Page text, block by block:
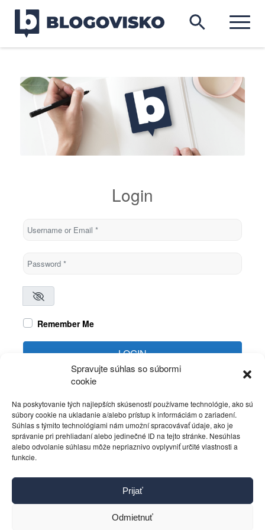
Spravujte súhlas so súbormi
cookie
Na poskytovanie tých najlepších skúseností používame technológie, ako sú
súbory cookie na ukladanie a/alebo prístup k informáciám o zariadení.
Súhlas s týmito technológiami nám umožní spracovávať údaje, ako je
správanie pri prehliadaní alebo jedinečné ID na tejto stránke. Nesúhlas
alebo odvolanie súhlasu môže nepriaznivo ovplyvniť určité vlastnosti a
funkcie.
Prijať
Odmietnuť
Login
Username or Email
Password*
Remember Me
LOGIN
Kontakt
Pravidlá používania